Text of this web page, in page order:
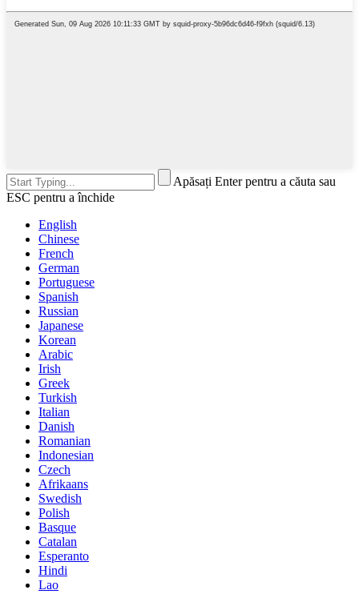
Apăsați Enter pentru a căuta sau
ESC pentru a închide
English
Chinese
French
German
Portuguese
Spanish
Russian
Japanese
Korean
Arabic
Irish
Greek
Turkish
Italian
Danish
Romanian
Indonesian
Czech
Afrikaans
Swedish
Polish
Basque
Catalan
Esperanto
Hindi
Lao